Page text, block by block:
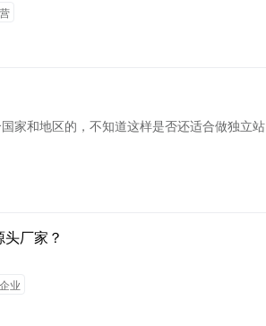
家和地区的，不知道这样是否还适合做独立站
厂家？
业